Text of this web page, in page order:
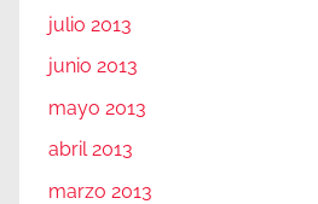
julio 2013
junio 2013
mayo 2013
abril 2013
marzo 2013